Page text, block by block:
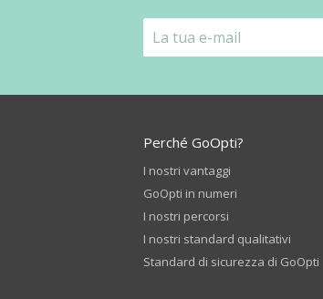
Perché GoOpti?
I nostri vantaggi
GoOpti in numeri
I nostri percorsi
I nostri standard qualitativi
Standard di sicurezza di GoOpti